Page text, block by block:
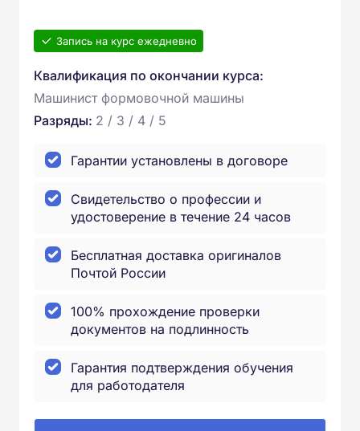
Запись на курс ежедневно
Квалификация по окончании курса:
Машинист формовочной машины
Разряды: 2 / 3 / 4 / 5
Гарантии установлены в договоре
Свидетельство о профессии и
удостоверение в течение 24 часов
Бесплатная доставка оригиналов
Почтой России
100% прохождение проверки
документов на подлинность
Гарантия подтверждения обучения
для работодателя